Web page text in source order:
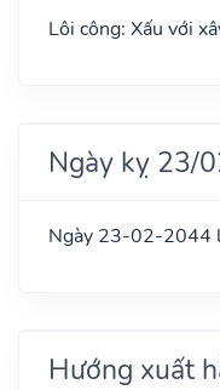
Lôi công: Xấu với
Ngày kỵ 23/
Ngày 23-02-2044
Hướng xuất